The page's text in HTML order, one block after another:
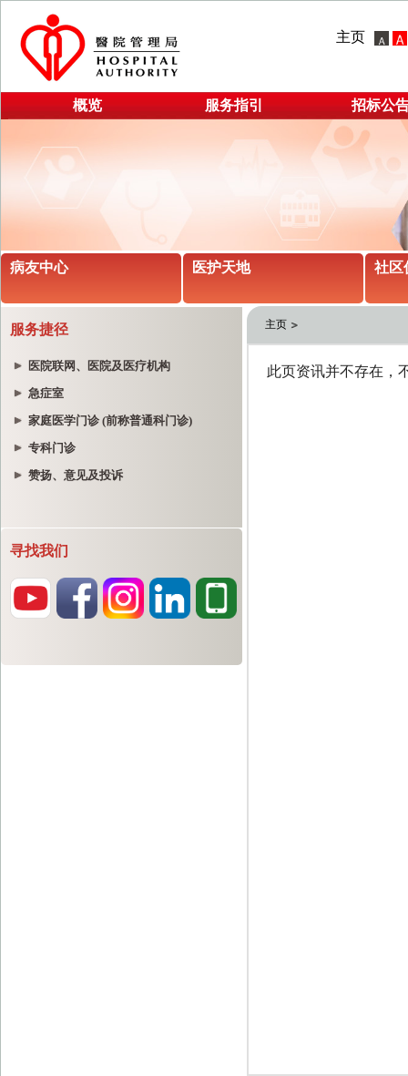
主页
概览 服务指引 招标公
病友中心 医护天地 社区
服务捷径
医院联网、医院及医疗机构
急症室
家庭医学门诊 (前称普通科门诊)
专科门诊
赞扬、意见及投诉
寻找我们
主页